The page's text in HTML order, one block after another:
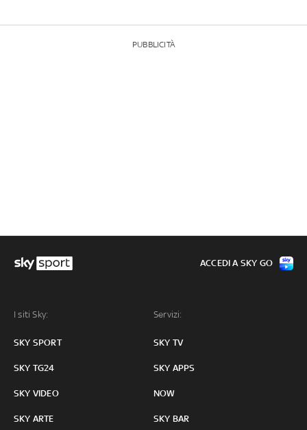
PUBBLICITÀ
I siti Sky:
SKY SPORT
SKY TG24
SKY VIDEO
SKY ARTE
Servizi:
SKY TV
SKY APPS
NOW
SKY BAR
ACCEDI A SKY GO